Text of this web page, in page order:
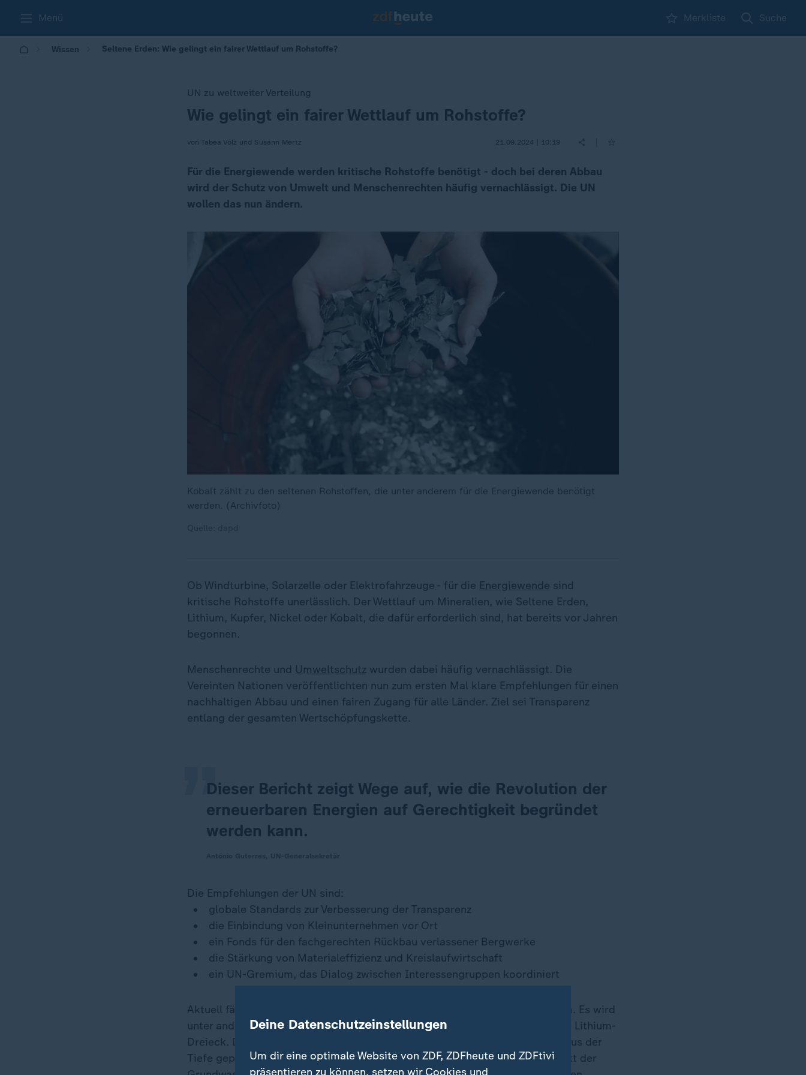
Menü Merkliste Suche
Wissen Seltene Erden: Wie gelingt ein fairer Wettlauf um Rohstoffe?
UN zu weltweiter Verteilung
:
Wie gelingt ein fairer Wettlauf um Rohstoffe?
von Tabea Volz und Susann Mertz 21.09.2024 | 10:19
Für die Energiewende werden kritische Rohstoffe benötigt - doch bei deren Abbau
wird der Schutz von Umwelt und Menschenrechten häufig vernachlässigt. Die UN
wollen das nun ändern.
Kobalt zählt zu den seltenen Rohstoffen, die unter anderem für die Energiewende benötigt
werden. (Archivfoto)
Ob Windturbine, Solarzelle oder Elektrofahrzeuge - für die Energiewende sind
kritische Rohstoffe unerlässlich. Der Wettlauf um Mineralien, wie Seltene Erden,
Lithium, Kupfer, Nickel oder Kobalt, die dafür erforderlich sind, hat bereits vor Jahren
begonnen.
Menschenrechte und Umweltschutz wurden dabei häufig vernachlässigt. Die
Vereinten Nationen veröffentlichten nun zum ersten Mal klare Empfehlungen für einen
nachhaltigen Abbau und einen fairen Zugang für alle Länder. Ziel sei Transparenz
entlang der gesamten Wertschöpfungskette.
Dieser Bericht zeigt Wege auf, wie die Revolution der
erneuerbaren Energien auf Gerechtigkeit begründet
werden kann.
„
Die Empfehlungen der UN sind:
globale Standards zur Verbesserung der Transparenz
die Einbindung von Kleinunternehmen vor Ort
ein Fonds für den fachgerechten Rückbau verlassener Bergwerke
die Stärkung von Materialeffizienz und Kreislaufwirtschaft
ein UN-Gremium, das Dialog zwischen Interessengruppen koordiniert
Aktuell fährt fast kein
ohne diesen Rohstoff: das Leichtmetall Lithium. Es wird
unter anderem in Argentinien, Chile und Bolivien abgebaut, dem sogenannte Lithium-
Dreieck. Dort lagert das Leichtmetall in unterirdischen Salzseen. Sole wird aus der
Tiefe gepumpt, verdunstet an der Sonne. Durch diese Produktionsweise sinkt der
Deine Datenschutzeinstellungen
Um dir eine optimale Website von ZDF, ZDFheute und ZDFtivi
präsentieren zu können, setzen wir Cookies und